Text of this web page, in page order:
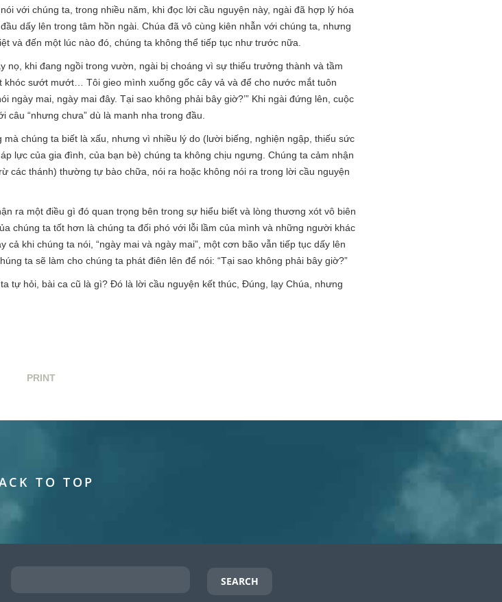
với chúng ta, trong nhiều năm, khi đọc lời cầu nguyện này, ngài đã hợp lý hóa
dấy lên trong tâm hồn ngài. Chúa đã vô cùng kiên nhẫn với chúng ta, nhưng
và đến một lúc nào đó, chúng ta không thể tiếp tục như trước nữa.
nọ, khi đang ngồi trong vườn, ngài bị choáng vì sự thiếu trưởng thành và tầm
sướt mướt… Tôi gieo mình xuống gốc cây vả và để cho nước mắt tuôn
ngày mai, ngày mai đây. Tại sao không phải bây giờ?’” Khi ngài đứng lên, cuộc
“nhưng chưa” dù là manh nha trong đầu.
chúng ta biết là xấu, nhưng vì nhiều lý do (lười biếng, nghiện ngập, thiếu sức
lực của gia đình, của bạn bè) chúng ta không chịu ngưng. Chúng ta cảm nhận
các thánh) thường tự bào chữa, nói ra hoặc không nói ra trong lời cầu nguyện
ra một điều gì đó quan trọng bên trong sự hiểu biết và lòng thương xót vô biên
chúng ta tốt hơn là chúng ta đối phó với lỗi lầm của mình và những người khác
khi chúng ta nói, “ngày mai và ngày mai”, một cơn bão vẫn tiếp tục dấy lên
ta sẽ làm cho chúng ta phát điên lên để nói: “Tại sao không phải bây giờ?”
tự hỏi, bài ca cũ là gì? Đó là lời cầu nguyện kết thúc, Đúng, lạy Chúa, nhưng
PRINT
TO TOP